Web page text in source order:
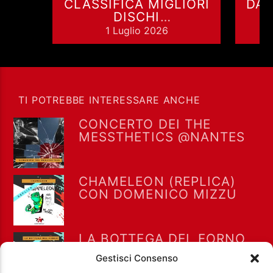
Gestisci Consenso
CLASSIFICA MIGLIORI
DISCHI
CANTAUTORATO
ITALIANO | ROCK IN
1 Luglio 2026
TI POTREBBE INTERESSARE ANCHE
CONCERTO DEI THE
MESSTHETICS @NANTES
CHAMELEON (REPLICA)
CON DOMENICO MIZZU
LA BOTTEGA DEL FORNO
(REPLICA) CON FABRIZIO
FORNO